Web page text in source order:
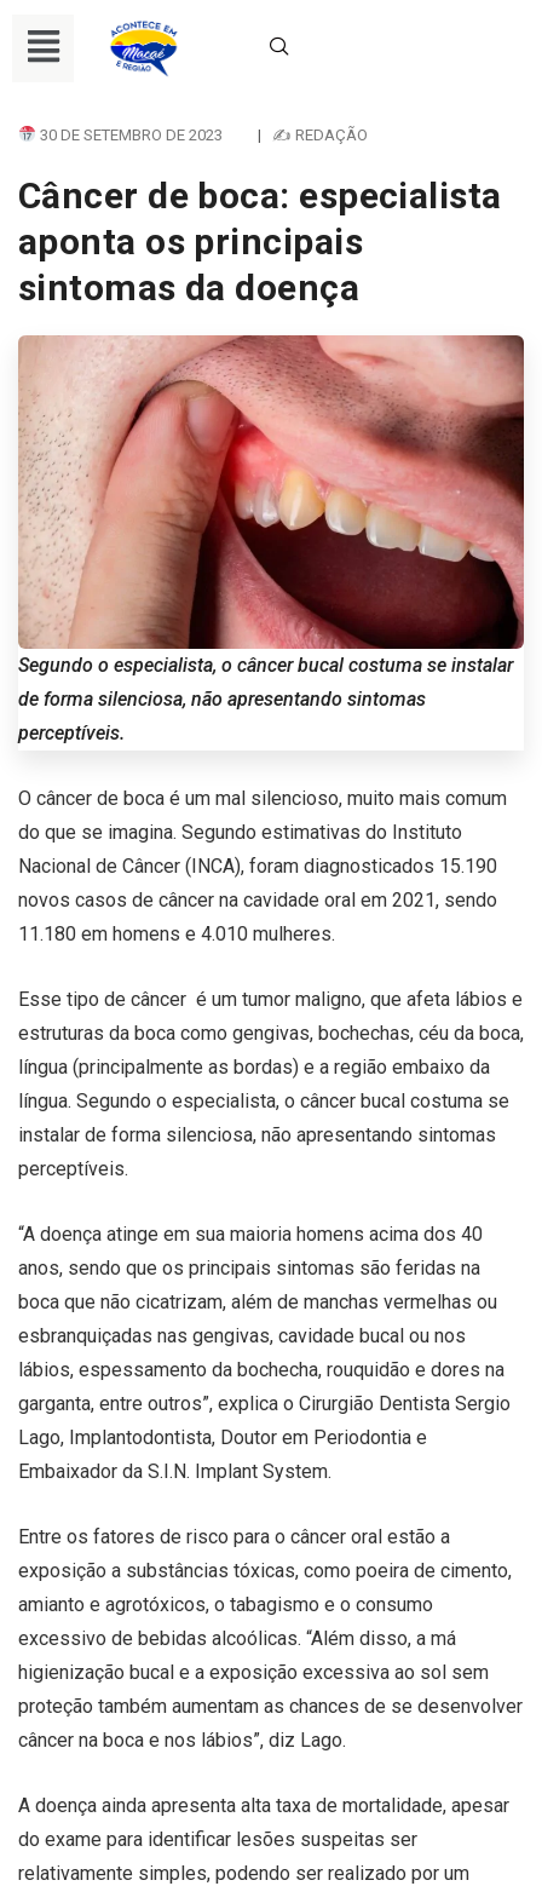
30 DE SETEMBRO DE 2023 | ✍ REDAÇÃO
Câncer de boca: especialista
aponta os principais
sintomas da doença
Segundo o especialista, o câncer bucal costuma se instalar
de forma silenciosa, não apresentando sintomas
perceptíveis.
O câncer de boca é um mal silencioso, muito mais comum
do que se imagina. Segundo estimativas do Instituto
Nacional de Câncer (INCA), foram diagnosticados 15.190
novos casos de câncer na cavidade oral em 2021, sendo
11.180 em homens e 4.010 mulheres.
Esse tipo de câncer é um tumor maligno, que afeta lábios e
estruturas da boca como gengivas, bochechas, céu da boca,
língua (principalmente as bordas) e a região embaixo da
língua. Segundo o especialista, o câncer bucal costuma se
instalar de forma silenciosa, não apresentando sintomas
perceptíveis.
“A doença atinge em sua maioria homens acima dos 40
anos, sendo que os principais sintomas são feridas na
boca que não cicatrizam, além de manchas vermelhas ou
esbranquiçadas nas gengivas, cavidade bucal ou nos
lábios, espessamento da bochecha, rouquidão e dores na
garganta, entre outros”, explica o Cirurgião Dentista Sergio
Lago, Implantodontista, Doutor em Periodontia e
Embaixador da S.I.N. Implant System.
Entre os fatores de risco para o câncer oral estão a
exposição a substâncias tóxicas, como poeira de cimento,
amianto e agrotóxicos, o tabagismo e o consumo
excessivo de bebidas alcoólicas. “Além disso, a má
higienização bucal e a exposição excessiva ao sol sem
proteção também aumentam as chances de se desenvolver
câncer na boca e nos lábios”, diz Lago.
A doença ainda apresenta alta taxa de mortalidade, apesar
do exame para identificar lesões suspeitas ser
relativamente simples, podendo ser realizado por um